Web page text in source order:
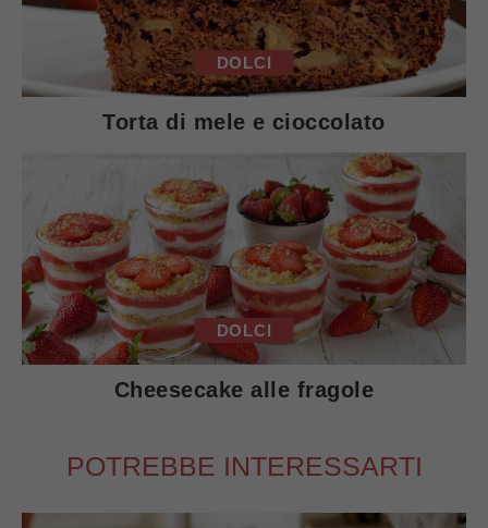
DOLCI
Torta di mele e cioccolato
DOLCI
Cheesecake alle fragole
POTREBBE INTERESSARTI